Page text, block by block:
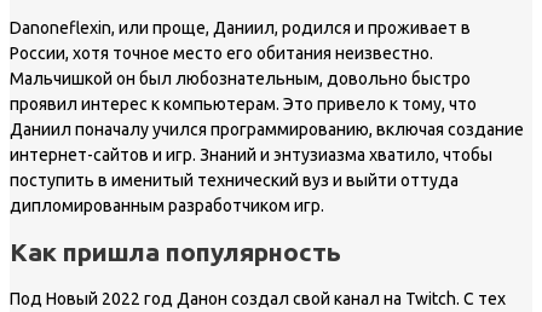
Danoneflexin, или проще, Даниил, родился и проживает в
России, хотя точное место его обитания неизвестно.
Мальчишкой он был любознательным, довольно быстро
проявил интерес к компьютерам. Это привело к тому, что
Даниил поначалу учился программированию, включая создание
интернет-сайтов и игр. Знаний и энтузиазма хватило, чтобы
поступить в именитый технический вуз и выйти оттуда
дипломированным разработчиком игр.
Как пришла популярность
Под Новый 2022 год Данон создал свой канал на Twitch. С тех